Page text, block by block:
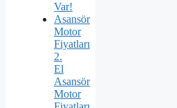
Var!
Asansör
Motor
Fiyatları
2.
El
Asansör
Motor